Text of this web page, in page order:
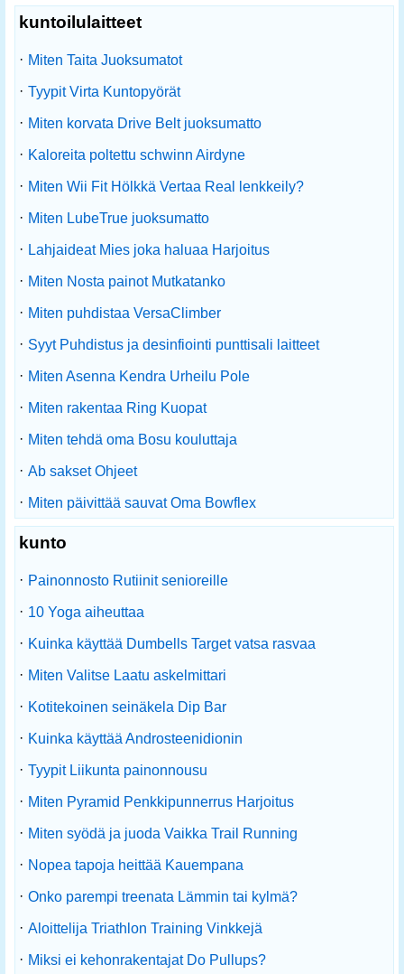
kuntoilulaitteet
· Miten Taita Juoksumatot
· Tyypit Virta Kuntopyörät
· Miten korvata Drive Belt juoksumatto
· Kaloreita poltettu schwinn Airdyne
· Miten Wii Fit Hölkkä Vertaa Real lenkkeily?
· Miten LubeTrue juoksumatto
· Lahjaideat Mies joka haluaa Harjoitus
· Miten Nosta painot Mutkatanko
· Miten puhdistaa VersaClimber
· Syyt Puhdistus ja desinfiointi punttisali laitteet
· Miten Asenna Kendra Urheilu Pole
· Miten rakentaa Ring Kuopat
· Miten tehdä oma Bosu kouluttaja
· Ab sakset Ohjeet
· Miten päivittää sauvat Oma Bowflex
kunto
· Painonnosto Rutiinit senioreille
· 10 Yoga aiheuttaa
· Kuinka käyttää Dumbells Target vatsa rasvaa
· Miten Valitse Laatu askelmittari
· Kotitekoinen seinäkela Dip Bar
· Kuinka käyttää Androsteenidionin
· Tyypit Liikunta painonnousu
· Miten Pyramid Penkkipunnerrus Harjoitus
· Miten syödä ja juoda Vaikka Trail Running
· Nopea tapoja heittää Kauempana
· Onko parempi treenata Lämmin tai kylmä?
· Aloittelija Triathlon Training Vinkkejä
· Miksi ei kehonrakentajat Do Pullups?